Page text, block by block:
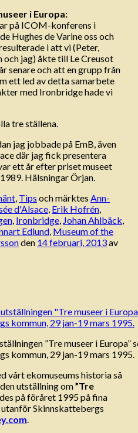
i Europa:
på ICOM-konferens i
Hughes de Varine oss och
i att vi (Peter,
och jag) åkte till Le Creusot
senare och att en grupp från
ett led av detta samarbete
med Ironbridge hade vi
tre ställena.
jag jobbade på EmB, även
där jag fick presentera
ett år efter priset museet
Hälsningar Örjan.
, Tips och märktes Ann-
d'Alsace, Erik Hofrén,
, Ironbridge, Johan Ahlbäck,
Edlund, Museum of the
den 14 februari, 2013av
”Tre museer i Europa”
kommun, 29 jan-19 mars 1995.
vårt ekomuseums historia så
utställning om”Tre
på föråret 1995 på fina
Skinnskattebergs